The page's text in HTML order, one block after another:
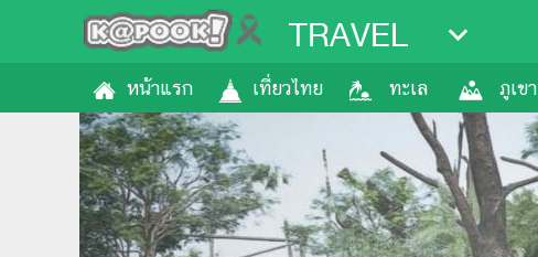
TRAVEL
หน้าแรก เที่ยวไทย ทะเล ภูเขา